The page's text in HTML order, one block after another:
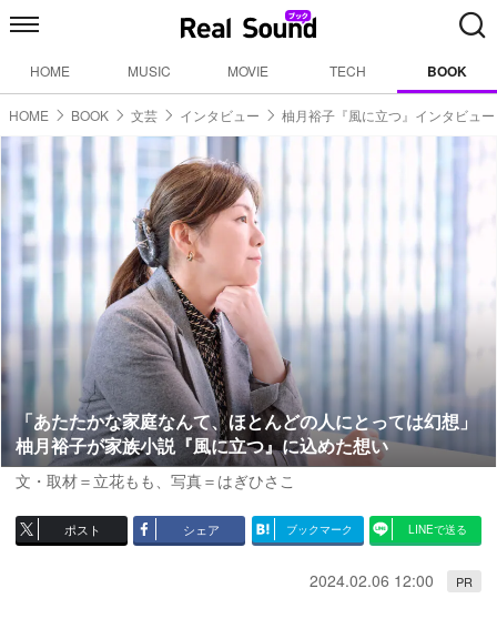
HOME MUSIC MOVIE TECH BOOK
HOME BOOK 文芸 インタビュー 柚月裕子『風に立つ』インタビュー
「あたたかな家庭なんて、ほとんどの人にとっては幻想」
柚月裕子が家族小説『風に立つ』に込めた想い
文・取材＝立花もも、 写真＝はぎひさこ
ポスト シェア ブックマーク LINEで送る
2024.02.06 12:00 PR